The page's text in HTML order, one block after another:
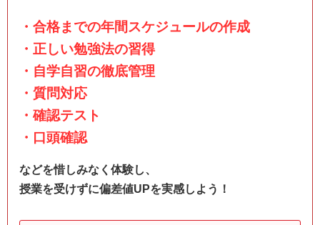
・合格までの年間スケジュールの作成
・正しい勉強法の習得
・自学自習の徹底管理
・質問対応
・確認テスト
・口頭確認
などを惜しみなく体験し、
授業を受けずに偏差値UPを実感しよう！